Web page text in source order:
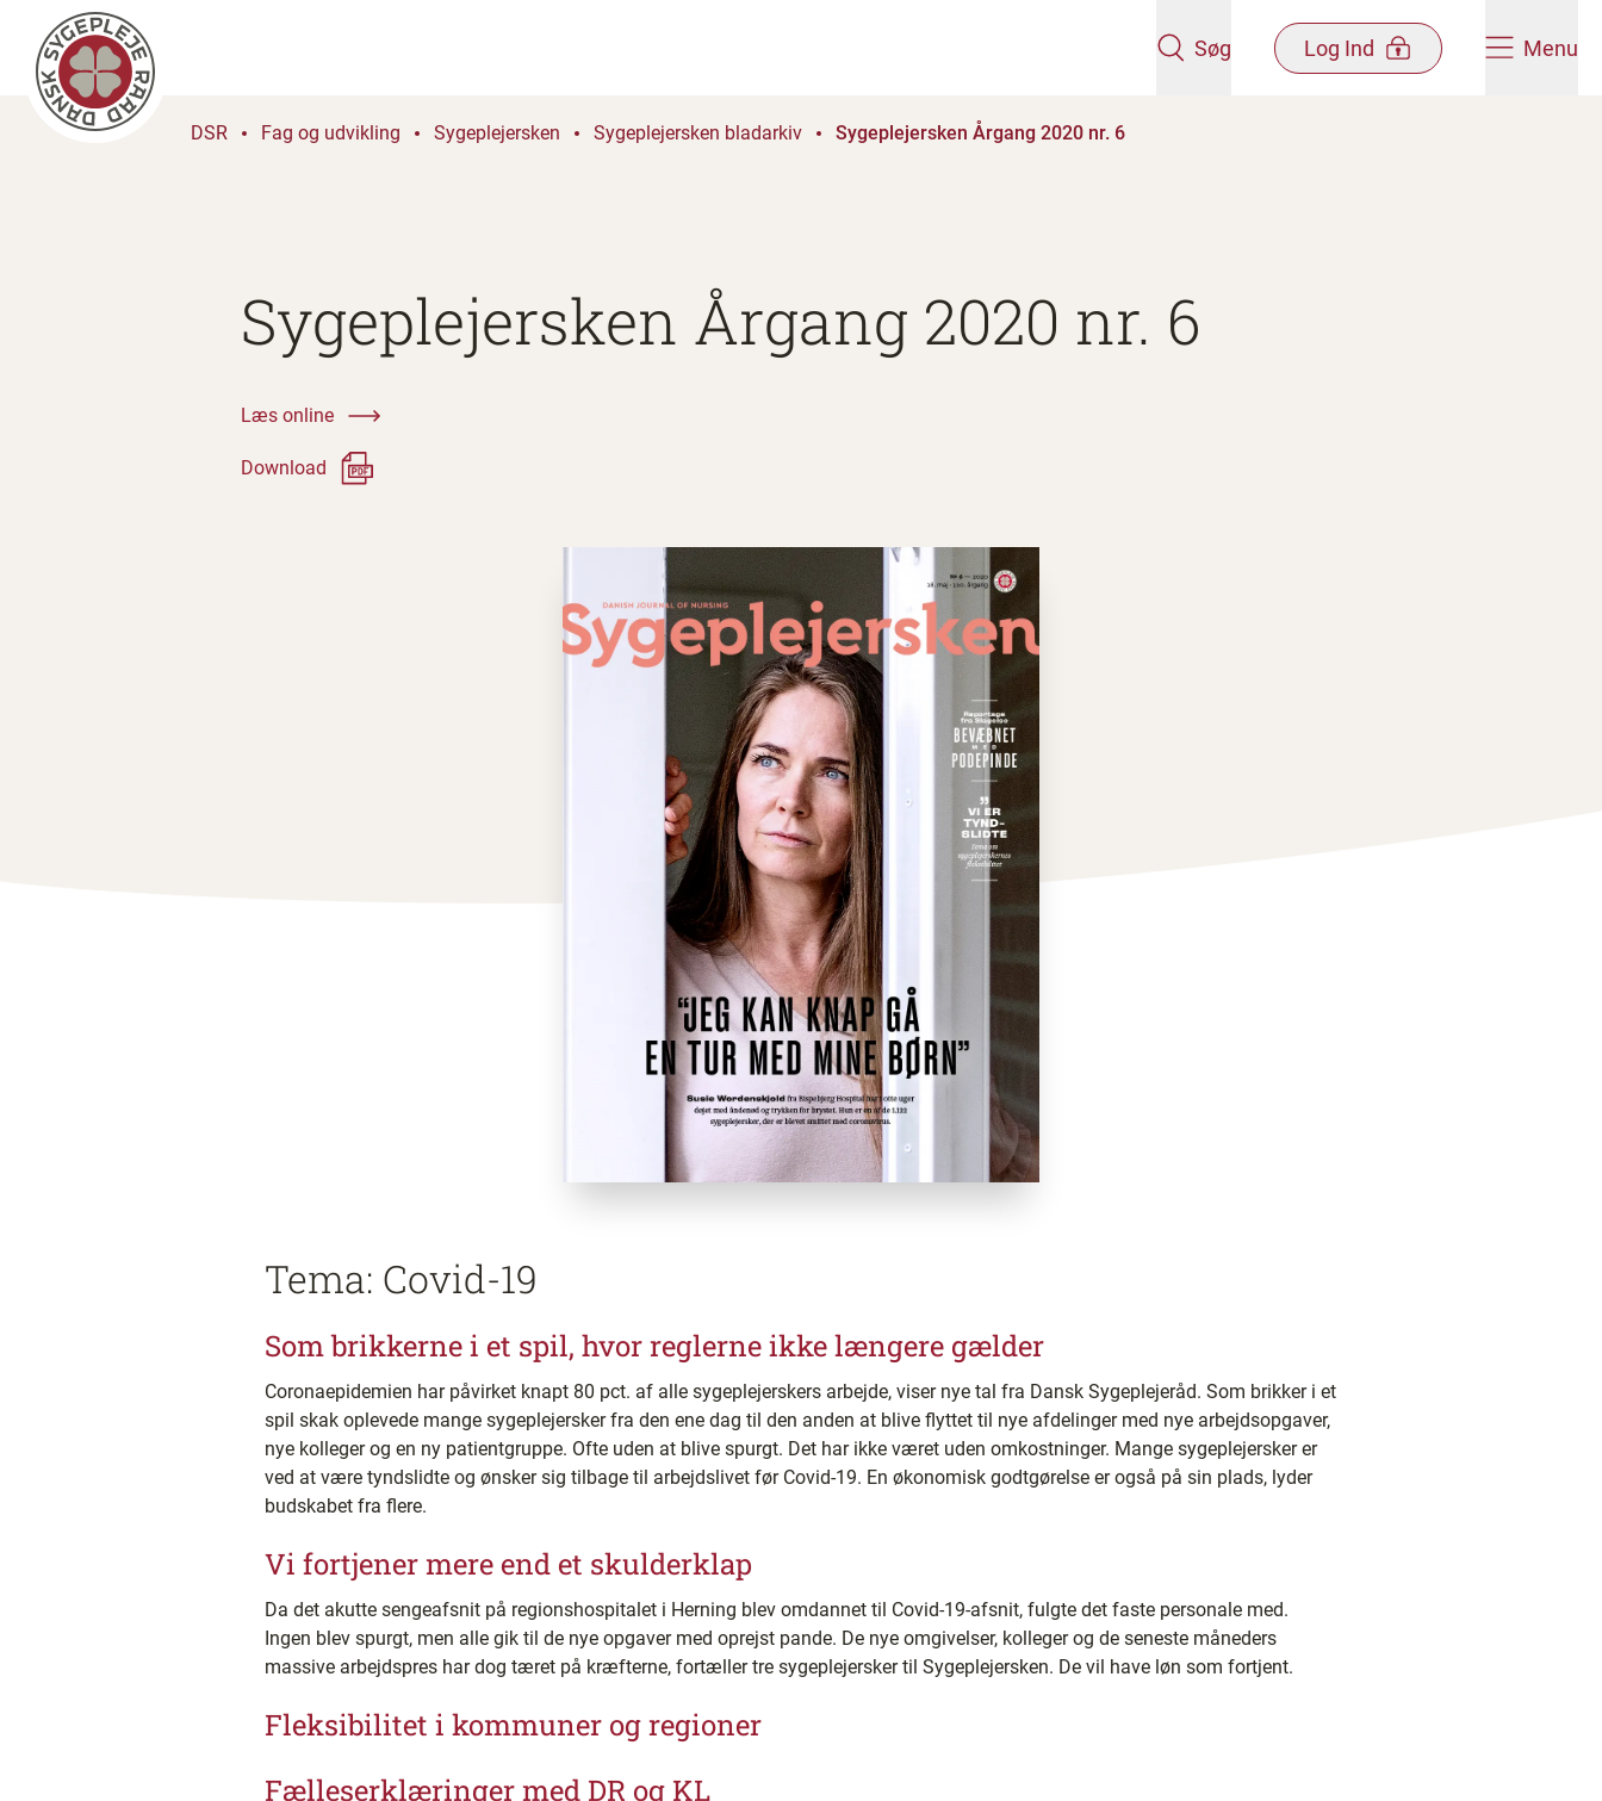
Søg Log Ind Menu
DSR Fag og udvikling Sygeplejersken Sygeplejersken bladarkiv Sygeplejersken Årgang 2020 nr. 6
Sygeplejersken Årgang 2020 nr. 6
Læs online
Download
Tema: Covid-19
Som brikkerne i et spil, hvor reglerne ikke længere gælder
Coronaepidemien har påvirket knapt 80 pct. af alle sygeplejerskers arbejde, viser nye tal fra Dansk Sygeplejeråd. Som brikker i et
spil skak oplevede mange sygeplejersker fra den ene dag til den anden at blive flyttet til nye afdelinger med nye arbejdsopgaver,
nye kolleger og en ny patientgruppe. Ofte uden at blive spurgt. Det har ikke været uden omkostninger. Mange sygeplejersker er
ved at være tyndslidte og ønsker sig tilbage til arbejdslivet før Covid-19. En økonomisk godtgørelse er også på sin plads, lyder
budskabet fra flere.
Vi fortjener mere end et skulderklap
Da det akutte sengeafsnit på regionshospitalet i Herning blev omdannet til Covid-19-afsnit, fulgte det faste personale med.
Ingen blev spurgt, men alle gik til de nye opgaver med oprejst pande. De nye omgivelser, kolleger og de seneste måneders
massive arbejdspres har dog tæret på kræfterne, fortæller tre sygeplejersker til Sygeplejersken. De vil have løn som fortjent.
Fleksibilitet i kommuner og regioner
Fælleserklæringer med DR og KL